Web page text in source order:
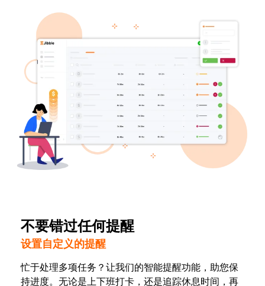
不要错过任何提醒
设置自定义的提醒
忙于处理多项任务？让我们的智能提醒功能，助您保
持进度。无论是上下班打卡，还是追踪休息时间，再